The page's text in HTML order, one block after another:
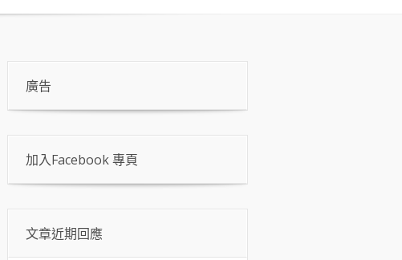
廣告
加入Facebook 專頁
文章近期回應